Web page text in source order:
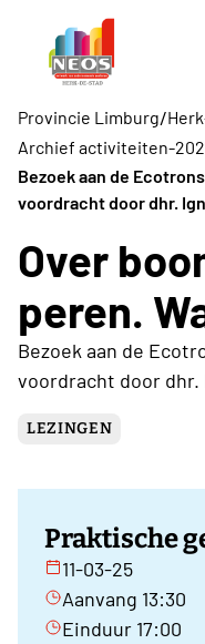
Provincie Limburg/
Archief activiteiten-
Bezoek aan de
voordracht door dhr.
Over
peren.
Bezoek aan de
voordracht door dhr.
LEZINGEN
Praktische
11-03-25
Aanvang 13:30
Einduur 17:00